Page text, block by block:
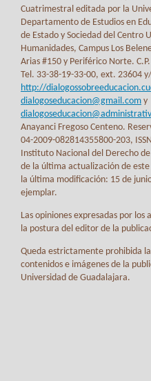
Cuatrimestral editada por la
Departamento de Estudios en
de Estado y Sociedad del Centro
Humanidades, Campus Los
Arias #150 y Periférico Norte.
Tel. 33-38-19-33-00, ext. 23604
http://
dialogoseducacion@gmail.com y
Anayanci Fregoso Centeno.
04-2009-082814355800-203,
Instituto Nacional del Derecho
de la última actualización de
la última modificación: 15 de
ejemplar.
Las opiniones expresadas por
la postura del editor de la
Queda estrictamente prohibida
contenidos e imágenes de la
Universidad de Guadalajara.